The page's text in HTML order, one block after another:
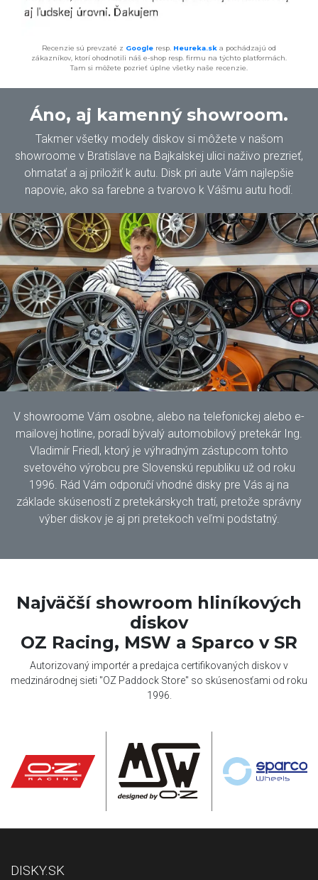
Recenzie sú prevzaté z Google resp. Heureka.sk a pochádzajú od
zákazníkov, ktorí ohodnotili náš e-shop resp. firmu na týchto platformách.
Tam si môžete pozrieť úplne všetky naše recenzie.
Áno, aj kamenný showroom.
Takmer všetky modely diskov si môžete v našom
showroome v Bratislave na Bajkalskej ulici naživo prezrieť,
ohmatať a aj priložiť k autu. Disk pri aute Vám najlepšie
napovie, ako sa farebne a tvarovo k Vášmu autu hodí.
V showroome Vám osobne, alebo na telefonickej alebo e-
mailovej hotline, poradí bývalý automobilový pretekár Ing.
Vladimír Friedl, ktorý je výhradným zástupcom tohto
svetového výrobcu pre Slovenskú republiku už od roku
1996. Rád Vám odporučí vhodné disky pre Vás aj na
základe skúseností z pretekárskych tratí, pretože správny
výber diskov je aj pri pretekoch veľmi podstatný.
Najväčší showroom hliníkových
diskov
OZ Racing, MSW a Sparco v SR
Autorizovaný importér a predajca certifikovaných diskov v
medzinárodnej sieti "OZ Paddock Store" so skúsenosťami od roku
1996.
DISKY.SK